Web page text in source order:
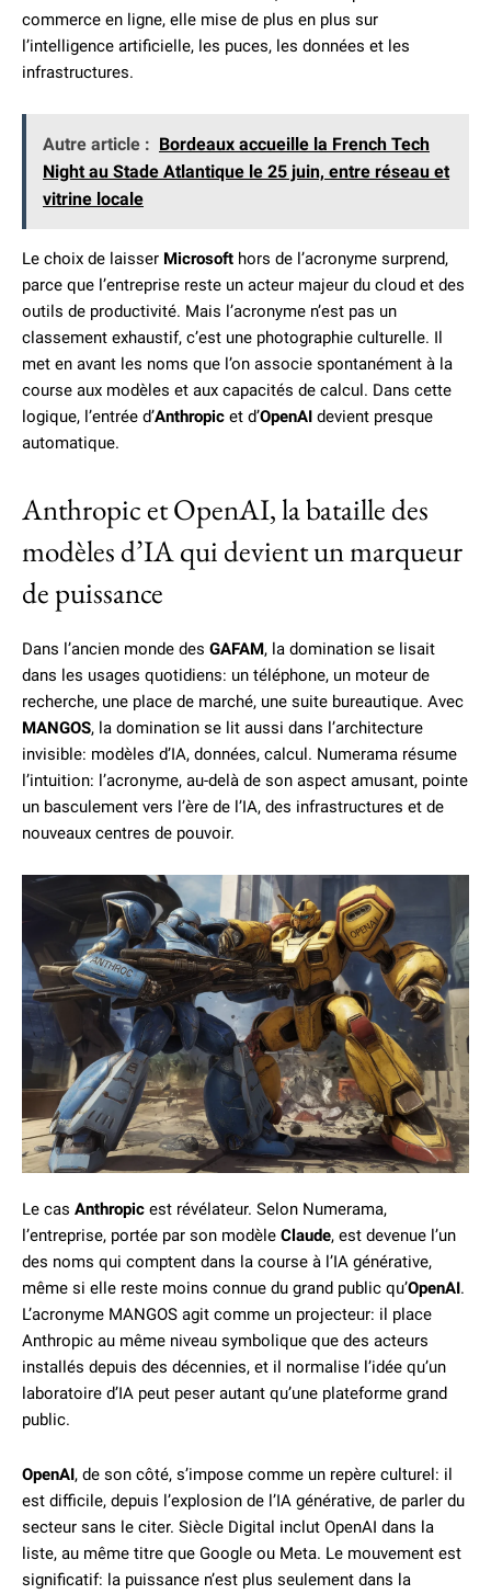
commerce en ligne, elle mise de plus en plus sur
l’intelligence artificielle, les puces, les données et les
infrastructures.
Autre article : Bordeaux accueille la French Tech
Night au Stade Atlantique le 25 juin, entre réseau et
vitrine locale
Le choix de laisser Microsoft hors de l’acronyme surprend,
parce que l’entreprise reste un acteur majeur du cloud et des
outils de productivité. Mais l’acronyme n’est pas un
classement exhaustif, c’est une photographie culturelle. Il
met en avant les noms que l’on associe spontanément à la
course aux modèles et aux capacités de calcul. Dans cette
logique, l’entrée d’Anthropic et d’OpenAI devient presque
automatique.
Anthropic et OpenAI, la bataille des
modèles d’IA qui devient un marqueur
de puissance
Dans l’ancien monde des GAFAM, la domination se lisait
dans les usages quotidiens: un téléphone, un moteur de
recherche, une place de marché, une suite bureautique. Avec
MANGOS, la domination se lit aussi dans l’architecture
invisible: modèles d’IA, données, calcul. Numerama résume
l’intuition: l’acronyme, au-delà de son aspect amusant, pointe
un basculement vers l’ère de l’IA, des infrastructures et de
nouveaux centres de pouvoir.
Le cas Anthropic est révélateur. Selon Numerama,
l’entreprise, portée par son modèle Claude, est devenue l’un
des noms qui comptent dans la course à l’IA générative,
même si elle reste moins connue du grand public qu’OpenAI.
L’acronyme MANGOS agit comme un projecteur: il place
Anthropic au même niveau symbolique que des acteurs
installés depuis des décennies, et il normalise l’idée qu’un
laboratoire d’IA peut peser autant qu’une plateforme grand
public.
OpenAI, de son côté, s’impose comme un repère culturel: il
est difficile, depuis l’explosion de l’IA générative, de parler du
secteur sans le citer. Siècle Digital inclut OpenAI dans la
liste, au même titre que Google ou Meta. Le mouvement est
significatif: la puissance n’est plus seulement dans la